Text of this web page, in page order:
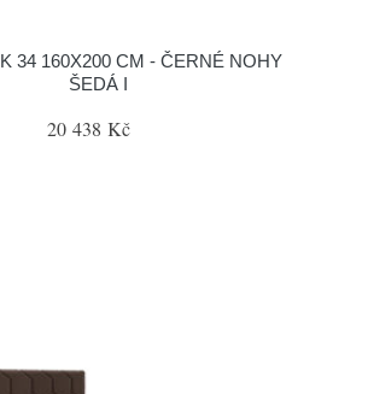
34 160X200 CM - ČERNÉ NOHY
ŠEDÁ I
20 438 Kč